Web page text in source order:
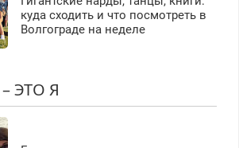
куда сходить и что посмотреть в
Волгограде на неделе
ЭТО Я